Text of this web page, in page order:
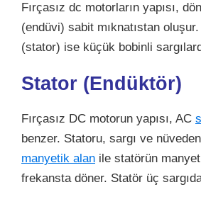
Fırçasız dc motorların yapısı,
(endüvi) sabit mıknatıstan
(stator) ise küçük bobinli
Stator (Endüktör)
Fırçasız DC motorun yapısı, AC
benzer. Statoru, sargı ve
manyetik alan ile statörün
frekansta döner. Statör üç